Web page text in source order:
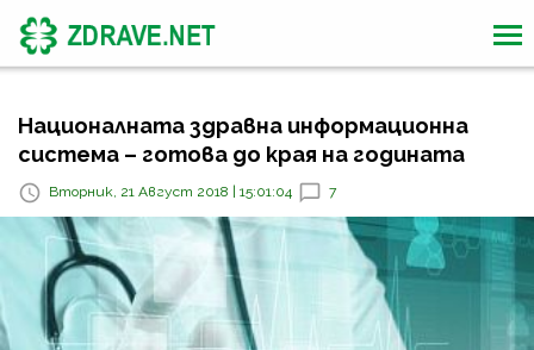
Националната здравна информационна
система – готова до края на годината
Вторник, 21 Август 2018 | 15:01:04 7